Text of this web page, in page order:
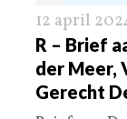
12 april
R – Brief
der Meer,
Gerecht